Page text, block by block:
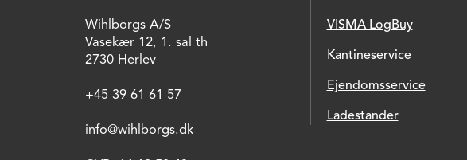
Wihlborgs A/S
Vasekær 12, 1. sal th
2730 Herlev
+45 39 61 61 57
info@wihlborgs.dk
VISMA LogBuy
Kantineservice
Ejendomsservice
Ladestander